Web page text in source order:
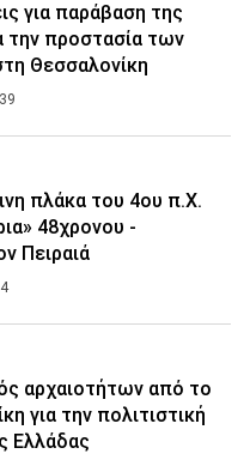
για παράβαση της
την προστασία των
Θεσσαλονίκη
πλάκα του 4ου π.Χ.
48χρονου -
Πειραιά
αρχαιοτήτων από το
για την πολιτιστική
Ελλάδας